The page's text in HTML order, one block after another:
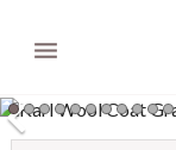
